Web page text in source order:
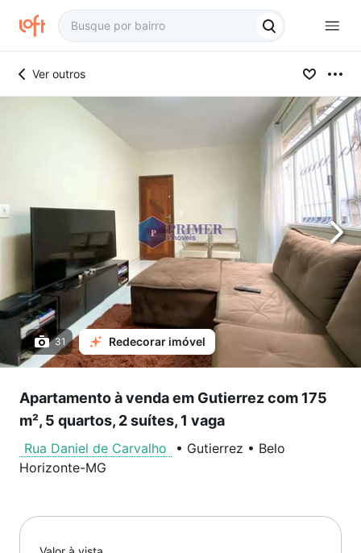
Ver outros
31 Redecorar imóvel
Apartamento à venda em Gutierrez com 175
m², 5 quartos, 2 suítes, 1 vaga
Rua Daniel de Carvalho • Gutierrez • Belo
Horizonte-MG